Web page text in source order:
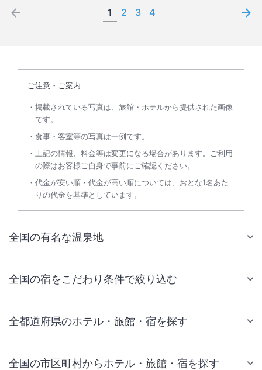
1 2 3 4
ご注意・ご案内
掲載されている写真は、旅館・ホテルから提供された画像
です。
食事・客室等の写真は一例です。
上記の情報、料金等は変更になる場合があります。ご利用
の際はお客様ご自身で事前にご確認ください。
代金が安い順・代金が高い順については、おとな1名あた
りの代金を基準としています。
全国の有名な温泉地
全国の宿をこだわり条件で絞り込む
全都道府県のホテル・旅館・宿を探す
全国の市区町村からホテル・旅館・宿を探す